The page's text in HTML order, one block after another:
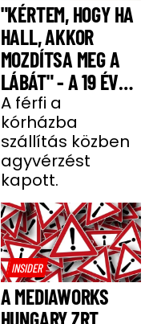
"KÉRTEM, HOGY HA
HALL, AKKOR
MOZDÍTSA MEG A
LÁBÁT" - A 19 ÉVES
BENCE HÓNAPOKIG
KÓMÁBAN FEKÜDT
A BALESETE UTÁN
A férfi a
kórházba
szállítás közben
agyvérzést
kapott.
INSIDER
A MEDIAWORKS
HUNGARY ZRT.